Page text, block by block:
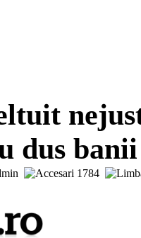
dus banii
1784